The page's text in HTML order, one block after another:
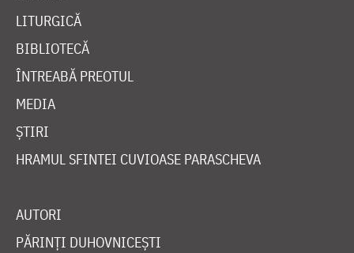
LITURGICĂ
BIBLIOTECĂ
ÎNTREABĂ PREOTUL
MEDIA
ȘTIRI
HRAMUL SFINTEI CUVIOASE PARASCHEVA
AUTORI
PĂRINȚI DUHOVNICEȘTI